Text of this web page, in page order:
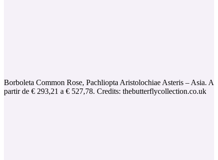
Borboleta Common Rose, Pachliopta Aristolochiae Asteris – Asia. A
partir de € 293,21 a € 527,78. Credits: thebutterflycollection.co.uk